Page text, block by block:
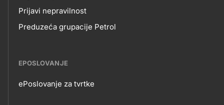
Prijavi nepravilnost
Preduzeća grupacije Petrol
EPOSLOVANJE
ePoslovanje za tvrtke